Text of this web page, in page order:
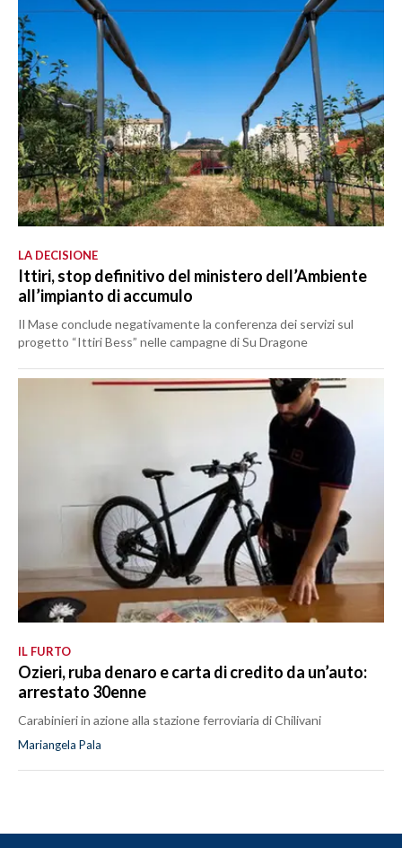
LA DECISIONE
Ittiri, stop definitivo del ministero dell’Ambiente
all’impianto di accumulo
Il Mase conclude negativamente la conferenza dei servizi sul
progetto “Ittiri Bess” nelle campagne di Su Dragone
IL FURTO
Ozieri, ruba denaro e carta di credito da un’auto:
arrestato 30enne
Carabinieri in azione alla stazione ferroviaria di Chilivani
Mariangela Pala